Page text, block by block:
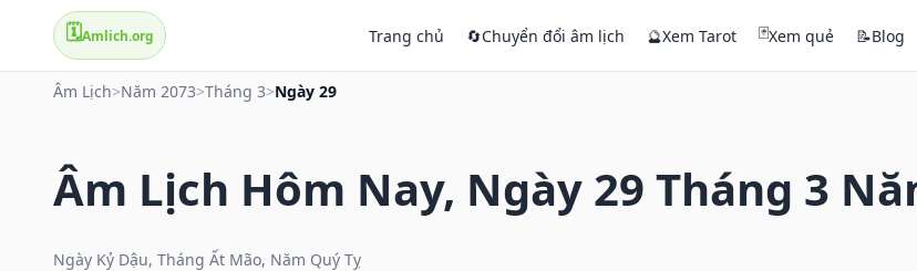
🗓️Amlich.org Trang chủ 🔄Chuyển đổi âm lịch 🔮Xem Tarot 🃏Xem quẻ 📝Blog
Âm Lịch>Năm 2073>Tháng 3>Ngày 29
Âm Lịch Hôm Nay, Ngày 29 Tháng 3
Ngày Kỷ Dậu, Tháng Ất Mão, Năm Quý Tỵ